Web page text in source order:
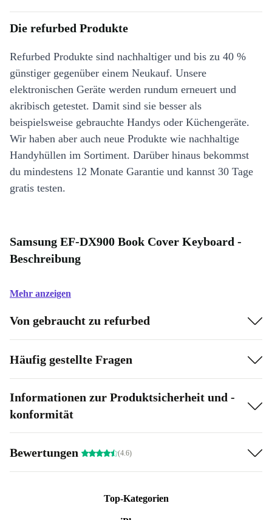
Die refurbed Produkte
Refurbed Produkte sind nachhaltiger und bis zu 40 %
günstiger gegenüber einem Neukauf. Unsere
elektronischen Geräte werden rundum erneuert und
akribisch getestet. Damit sind sie besser als
beispielsweise gebrauchte Handys oder Küchengeräte.
Wir haben aber auch neue Produkte wie nachhaltige
Handyhüllen im Sortiment. Darüber hinaus bekommst
du mindestens 12 Monate Garantie und kannst 30 Tage
gratis testen.
Samsung EF-DX900 Book Cover Keyboard -
Beschreibung
Mehr anzeigen
Von gebraucht zu refurbed
Häufig gestellte Fragen
Informationen zur Produktsicherheit und -
konformität
Bewertungen (4.6)
Top-Kategorien